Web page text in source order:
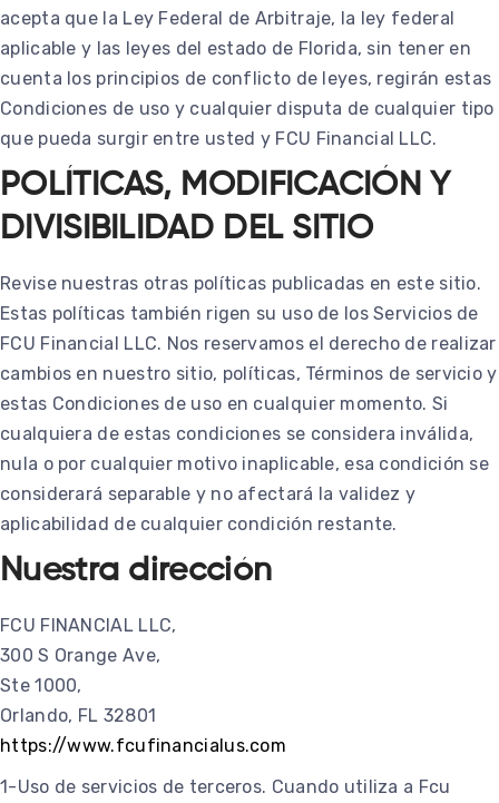
acepta que la Ley Federal de Arbitraje, la ley federal
aplicable y las leyes del estado de Florida, sin tener en
cuenta los principios de conflicto de leyes, regirán estas
Condiciones de uso y cualquier disputa de cualquier tipo
que pueda surgir entre usted y FCU Financial LLC.
POLÍTICAS, MODIFICACIÓN Y
DIVISIBILIDAD DEL SITIO
Revise nuestras otras políticas publicadas en este sitio.
Estas políticas también rigen su uso de los Servicios de
FCU Financial LLC. Nos reservamos el derecho de realizar
cambios en nuestro sitio, políticas, Términos de servicio y
estas Condiciones de uso en cualquier momento. Si
cualquiera de estas condiciones se considera inválida,
nula o por cualquier motivo inaplicable, esa condición se
considerará separable y no afectará la validez y
aplicabilidad de cualquier condición restante.
Nuestra dirección
FCU FINANCIAL LLC,
300 S Orange Ave,
Ste 1000,
Orlando, FL 32801
https://www.fcufinancialus.com
1-Uso de servicios de terceros. Cuando utiliza a Fcu